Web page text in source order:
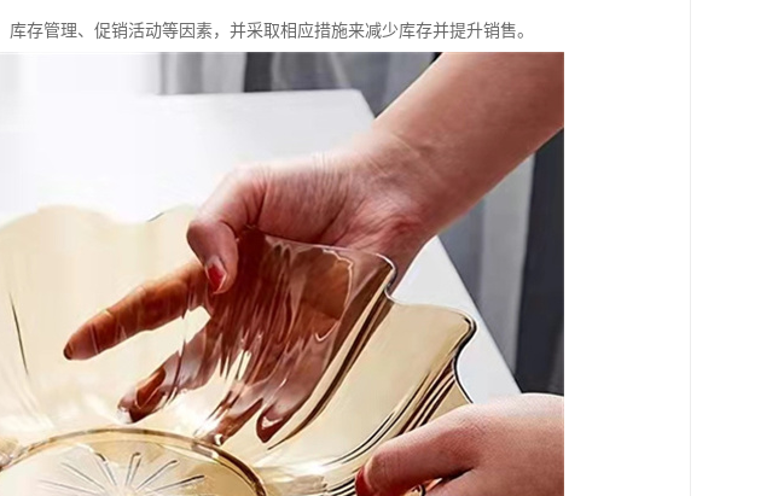
存管理、促销活动等因素，并采取相应措施来减少库存并提升销售。